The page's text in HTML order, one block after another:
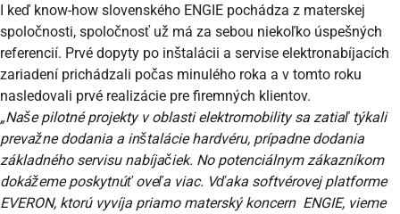
I keď know-how slovenského ENGIE pochádza z materskej
spoločnosti, spoločnosť už má za sebou niekoľko úspešných
referencií. Prvé dopyty po inštalácii a servise elektronabíjacích
zariadení prichádzali počas minulého roka a v tomto roku
nasledovali prvé realizácie pre firemných klientov.
„Naše pilotné projekty v oblasti elektromobility sa zatiaľ týkali
prevažne dodania a inštalácie hardvéru, prípadne dodania
základného servisu nabíjačiek. No potenciálnym zákazníkom
dokážeme poskytnúť oveľa viac. Vďaka softvérovej platforme
EVERON, ktorú vyvíja priamo materský koncern ENGIE, vieme